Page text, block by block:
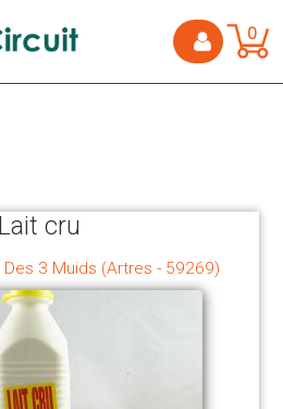
0
Lait cru
Des 3 Muids (Artres - 59269)